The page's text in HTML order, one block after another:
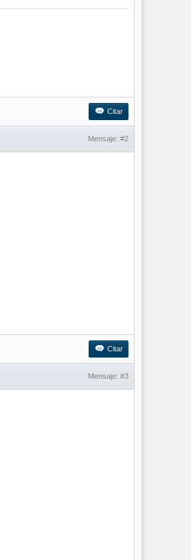
Citar
Mensaje: #2
Citar
Mensaje: #3